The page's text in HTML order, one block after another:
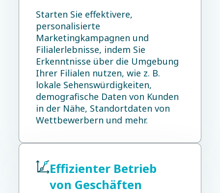
Starten Sie effektivere,
personalisierte
Marketingkampagnen und
Filialerlebnisse, indem Sie
Erkenntnisse über die Umgebung
Ihrer Filialen nutzen, wie z. B.
lokale Sehenswürdigkeiten,
demografische Daten von Kunden
in der Nähe, Standortdaten von
Wettbewerbern und mehr.
Effizienter Betrieb
von Geschäften